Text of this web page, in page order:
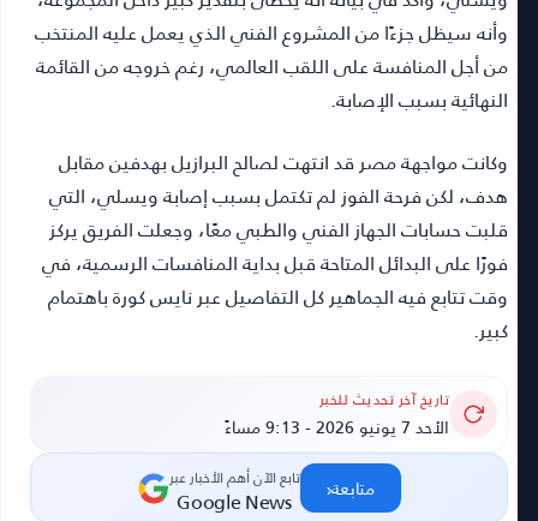
وأنه سيظل جزءًا من المشروع الفني الذي يعمل عليه المنتخب
من أجل المنافسة على اللقب العالمي، رغم خروجه من القائمة
النهائية بسبب الإصابة.
وكانت مواجهة مصر قد انتهت لصالح البرازيل بهدفين مقابل
هدف، لكن فرحة الفوز لم تكتمل بسبب إصابة ويسلي، التي
قلبت حسابات الجهاز الفني والطبي معًا، وجعلت الفريق يركز
فورًا على البدائل المتاحة قبل بداية المنافسات الرسمية، في
وقت تتابع فيه الجماهير كل التفاصيل عبر نايس كورة باهتمام
كبير.
تاريخ آخر تحديث للخبر
الأحد 7 يونيو 2026 - 9:13 مساءً
تابع الآن أهم الأخبار عبر
Google News متابعة‹